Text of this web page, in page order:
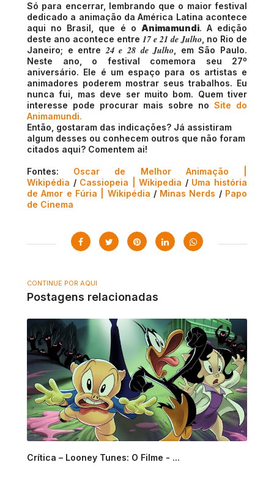
Só para encerrar, lembrando que o maior festival
dedicado a animação da América Latina acontece
aqui no Brasil, que é o Animamundi. A edição
deste ano acontece entre 17 e 21 de Julho , no Rio de
Janeiro; e entre 24 e 28 de Julho , em São Paulo.
Neste ano, o festival comemora seu 27º
aniversário. Ele é um espaço para os artistas e
animadores poderem mostrar seus trabalhos. Eu
nunca fui, mas deve ser muito bom. Quem tiver
interesse pode procurar mais sobre no Site do
Animamundi.
Então, gostaram das indicações? Já assistiram
algum desses ou conhecem outros que não foram
citados aqui? Comentem ai!
Fontes: Oscar de Melhor Animação |
Wikipédia / Cassiopeia | Wikipedia / Uma história
de Amor e Fúria | Wikipédia / Minas Nerds / Papo
de Cinema
CONTINUE POR AQUI
Postagens relacionadas
Crítica – Looney Tunes: O Filme - ...